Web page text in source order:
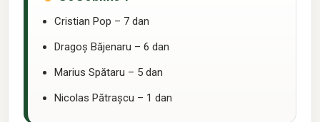
Cristian Pop – 7 dan
Dragoș Băjenaru – 6 dan
Marius Spătaru – 5 dan
Nicolas Pătrașcu – 1 dan